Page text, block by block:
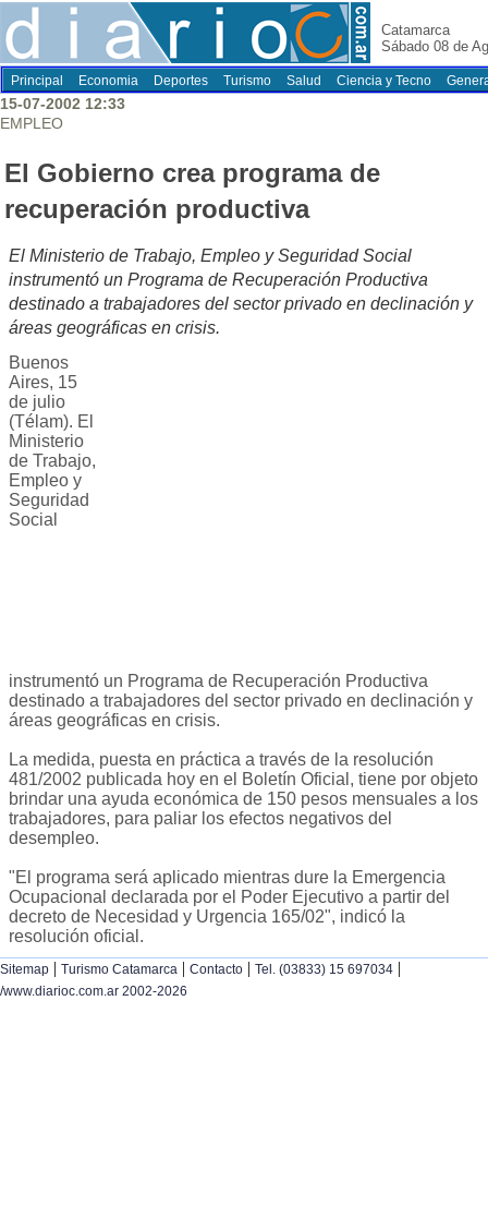
Catamarca
Sábado 08 de
Principal Economia Deportes Turismo Salud Ciencia y Tecno
15-07-2002 12:33
EMPLEO
El Gobierno crea programa de
recuperación productiva
El Ministerio de Trabajo, Empleo y Seguridad Social
instrumentó un Programa de Recuperación Productiva
destinado a trabajadores del sector privado en declinación y
áreas geográficas en crisis.
Buenos
Aires, 15
de julio
(Télam). El
Ministerio
de Trabajo,
Empleo y
Seguridad
Social
instrumentó un Programa de Recuperación Productiva
destinado a trabajadores del sector privado en declinación y
áreas geográficas en crisis.
La medida, puesta en práctica a través de la resolución
481/2002 publicada hoy en el Boletín Oficial, tiene por objeto
brindar una ayuda económica de 150 pesos mensuales a los
trabajadores, para paliar los efectos negativos del
desempleo.
"El programa será aplicado mientras dure la Emergencia
Ocupacional declarada por el Poder Ejecutivo a partir del
decreto de Necesidad y Urgencia 165/02", indicó la
resolución oficial.
Sitemap | Turismo Catamarca | Contacto | Tel. (03833) 15 697034 |
/www.diarioc.com.ar 2002-2026